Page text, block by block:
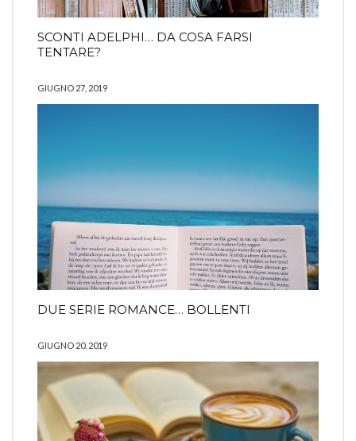
SCONTI ADELPHI… DA COSA FARSI
TENTARE?
GIUGNO 27, 2019
DUE SERIE ROMANCE… BOLLENTI
GIUGNO 20, 2019